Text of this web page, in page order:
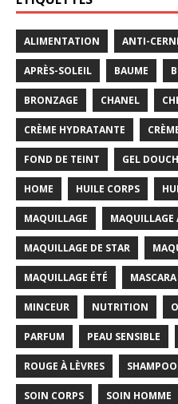
ALIMENTATION ANTI-
APRÈS-SOLEIL BAUME
BRONZAGE CHANEL
CRÈME HYDRATANTE
FOND DE TEINT GEL
HOME HUILE CORPS
MAQUILLAGE MAQUILLAGE
MAQUILLAGE DE STAR
MAQUILLAGE ÉTÉ MASCARA
MINCEUR NUTRITION
PARFUM PEAU SENSIBLE
ROUGE À LÈVRES
SOIN CORPS SOIN HOMME